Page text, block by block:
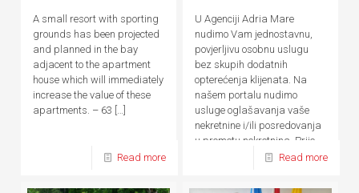
A small resort with sporting
grounds has been projected
and planned in the bay
adjacent to the apartment
house which will immediately
increase the value of these
apartments. – 63 […]
Read more
U Agenciji Adria Mare
nudimo Vam jednostavnu,
povjerljivu osobnu uslugu
bez skupih dodatnih
opterećenja klijenata. Na
našem portalu nudimo
usluge oglašavanja vaše
nekretnine i/ili posredovanja
u prometu nekretnina. Prije,
Read more